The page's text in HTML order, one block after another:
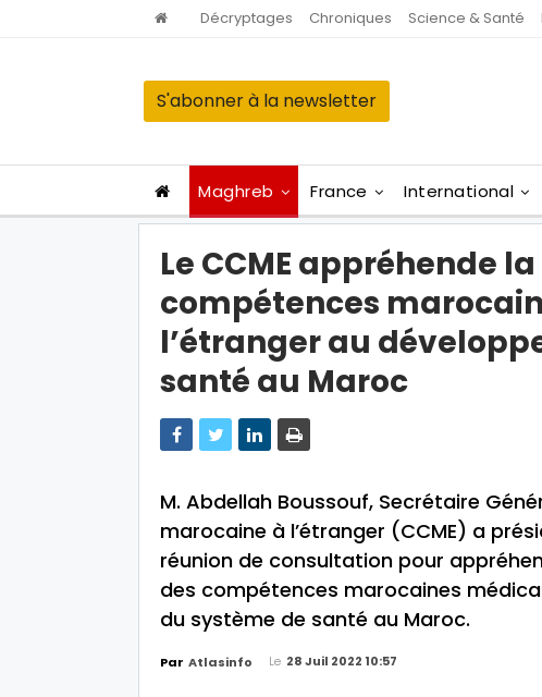
Décryptages Chroniques Science & Santé
S'abonner à la newsletter
Maghreb France International
Le CCME appréhende
compétences
l’étranger au
santé au Maroc
M. Abdellah Boussouf, Secrétaire
marocaine à l’étranger (CCME) a
réunion de consultation pour
des compétences marocaines
du système de santé au Maroc.
Par Atlasinfo Le 28 Juil 2022 10:57